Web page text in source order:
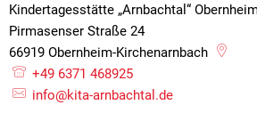
Kindertagesstätte „Arnbachtal“
Pirmasenser Straße 24
66919 Obernheim-Kirchenarnbach
+49 6371 468925
info@kita-arnbachtal.de